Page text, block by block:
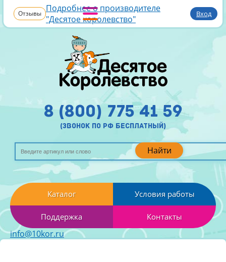
Отзывы Подробнее о производителе
"Десятое королевство"
Вход
Найти
8 (800) 775 41 59
(звонок по рф бесплатный)
Каталог Условия работы
Поддержка Контакты
info@10kor.ru